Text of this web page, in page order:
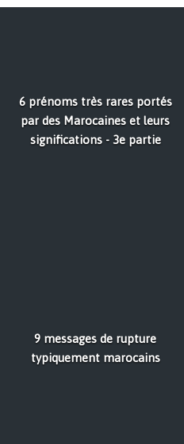
6 prénoms très rares portés
par des Marocaines et leurs
significations - 3e partie
9 messages de rupture
typiquement marocains